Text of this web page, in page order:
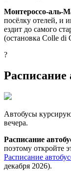
Монтероссо-аль-
посёлку отелей, и
ездит до самого
(остановка Colle di
?
Расписание
Автобусы
вечера.
Расписание
поэтому откройте
Расписание
декабря 2026).